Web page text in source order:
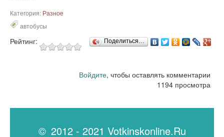
Категория: Разное
автобусы
Рейтинг: Поделиться…
Войдите, чтобы оставлять комментарии
1194 просмотра
© 2012 - 2021 Votkinskonline.Ru